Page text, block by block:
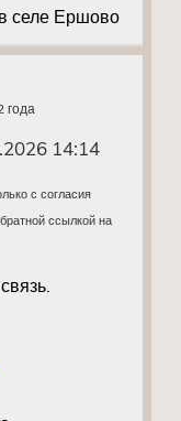
селе Ершово
года
14:14
с согласия
ссылкой на